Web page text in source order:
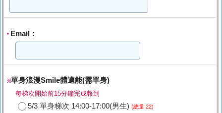
* Email：
※單身浪漫Smile體適能(需單身)
每梯次開始前15分鐘完成報到
5/3 單身梯次 14:00-17:00(男生) (總量 22)